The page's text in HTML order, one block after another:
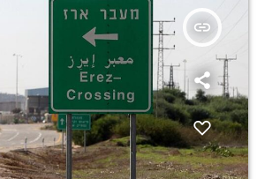
insert_link